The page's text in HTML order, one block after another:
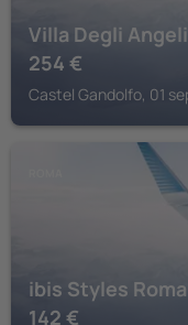
Villa Degli Angeli
254 €
Castel Gandolfo, 01
ibis Styles
142 €